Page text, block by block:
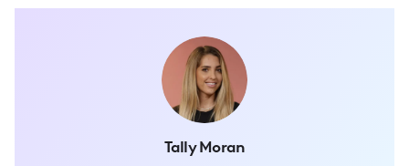
Tally Moran